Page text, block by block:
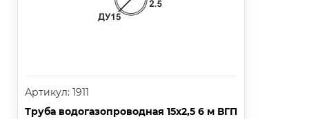
Артикул: 1911
Труба водогазопроводная 15х2,5 6 м ВГП